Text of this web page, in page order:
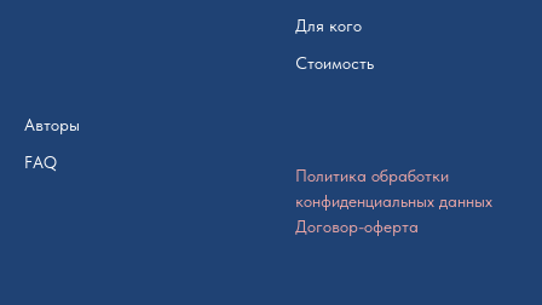
Для кого
Стоимость
Авторы
FAQ
Политика обработки
конфиденциальных данных
Договор-оферта